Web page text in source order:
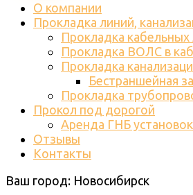
О компании
Прокладка линий,
Прокладка кабельных
Прокладка ВОЛС в
Прокладка
Бестраншейная
Прокладка
Прокол под дорогой
Аренда ГНБ установок
Отзывы
Контакты
Ваш город: Новосибирск